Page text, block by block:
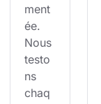
ment
ée.
Nous
testo
ns
chaq